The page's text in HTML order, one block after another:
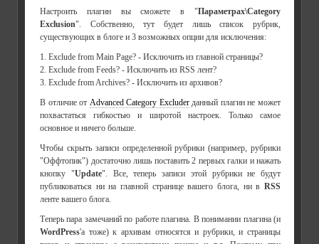
Настроить плагин вы сможете в "Параметрах\Category
Exclusion". Собственно, тут будет лишь список рубрик,
существующих в блоге и 3 возможных опции для исключения:
1. Exclude from Main Page? - Исключить из главной страницы?
2. Exclude from Feeds? - Исключить из RSS лент?
3. Exclude from Archives? - Исключить из архивов?
В отличие от Advanced Category Excluderданный плагин не может
похвастаться гибкостью и широтой настроек. Только самое
основное и ничего больше.
Чтобы скрыть записи определенной рубрики (например, рубрики
"Оффтопик") достаточно лишь поставить 2 первых галки и нажать
кнопку "Update". Все, теперь записи этой рубрики не будут
публиковаться ни на главной странице вашего блога, ни в RSS
ленте вашего блога.
Теперь пара замечаний по работе плагина. В понимании плагина (и
WordPress'а тоже) к архивам относятся и рубрики, и страницы